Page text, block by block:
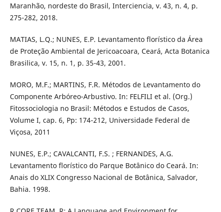
Maranhão, nordeste do Brasil, Interciencia, v. 43, n. 4, p.
275-282, 2018.
MATIAS, L.Q.; NUNES, E.P. Levantamento florístico da Área
de Proteção Ambiental de Jericoacoara, Ceará, Acta Botanica
Brasilica, v. 15, n. 1, p. 35-43, 2001.
MORO, M.F.; MARTINS, F.R. Métodos de Levantamento do
Componente Arbóreo-Arbustivo. In: FELFILI et al. (Org.)
Fitossociologia no Brasil: Métodos e Estudos de Casos,
Volume I, cap. 6, Pp: 174-212, Universidade Federal de
Viçosa, 2011
NUNES, E.P.; CAVALCANTI, F.S. ; FERNANDES, A.G.
Levantamento florístico do Parque Botânico do Ceará. In:
Anais do XLIX Congresso Nacional de Botânica, Salvador,
Bahia. 1998.